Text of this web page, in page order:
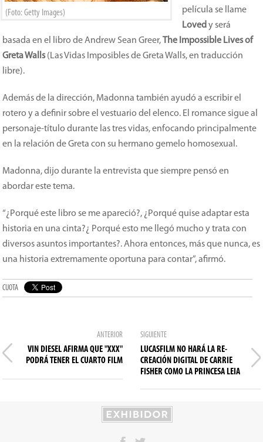
(Foto: Getty Images)
película se llame
Loved y será
basada en el libro de Andrew Sean Greer,The Impossible Lives of
Greta Walls(Las Vidas Imposibles de Greta Walls, en traducción
libre).
Además de la dirección, Madonna también ayudó a escribir el
rotero y a definir sobre el vestuario del elenco. El romance sigue al
personaje-título durante las tres vidas, enfocando principalmente
en la relación de Greta con su hermano gemelo homosexual.
Madonna, dijo durante la entrevista que siempre pensó en
abordar este tema.
“¿Porqué este libro se me apareció?, ¿Porqué quise adaptar esta
historia en una cinta?¿ Porqué esto me llegó mucho y trata con
diversos asuntos importantes?. Ahora entonces, más que nunca, es
una historia extremamente oportuna para contar”, afirmó.
CUOTA
ANTERIOR
VIN DIESEL AFIRMA QUE "XXX"
PODRÁ TENER EL CUARTO FILM
SIGUIENTE
LUCASFILM NO HARÁ LA RE-
CREACIÓN DIGITAL DE CARRIE
FISHER COMO LA PRINCESA LEIA